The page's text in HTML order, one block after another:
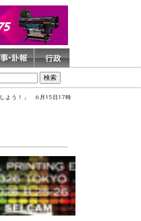
しよう！」 6月15日17時